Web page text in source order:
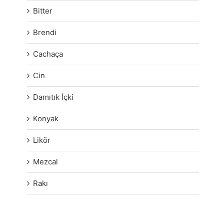
Bitter
Brendi
Cachaça
Cin
Damıtık İçki
Konyak
Likör
Mezcal
Rakı